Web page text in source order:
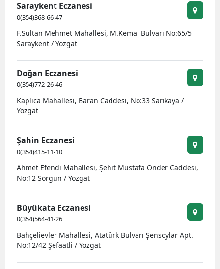
Saraykent Eczanesi
0(354)368-66-47
F.Sultan Mehmet Mahallesi, M.Kemal Bulvarı No:65/5
Saraykent / Yozgat
Doğan Eczanesi
0(354)772-26-46
Kaplıca Mahallesi, Baran Caddesi, No:33 Sarıkaya /
Yozgat
Şahin Eczanesi
0(354)415-11-10
Ahmet Efendi Mahallesi, Şehit Mustafa Önder Caddesi,
No:12 Sorgun / Yozgat
Büyükata Eczanesi
0(354)564-41-26
Bahçelievler Mahallesi, Atatürk Bulvarı Şensoylar Apt.
No:12/42 Şefaatli / Yozgat